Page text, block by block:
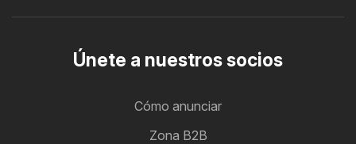
Únete a nuestros socios
Cómo anunciar
Zona B2B